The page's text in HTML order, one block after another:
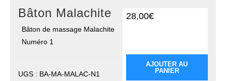
Bâton Malachite 28,00€
Bâton de massage Malachite
Numéro 1
AJOUTER AU
PANIER
UGS : BA-MA-MALAC-N1